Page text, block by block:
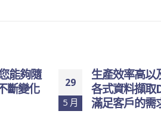
能夠隨
斷變化
29
5 月
生產效率高以
各式資料擷取
滿足客戶的需